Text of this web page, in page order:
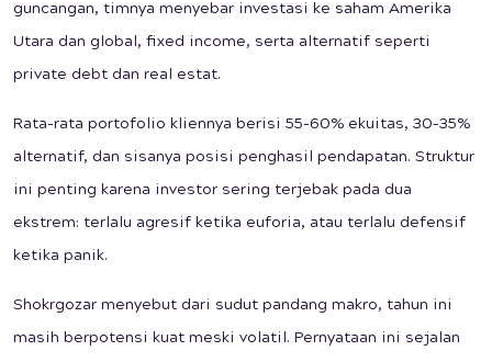
guncangan, timnya menyebar investasi ke saham Amerika
Utara dan global, fixed income, serta alternatif seperti
private debt dan real estat.
Rata-rata portofolio kliennya berisi 55–60% ekuitas, 30–35%
alternatif, dan sisanya posisi penghasil pendapatan. Struktur
ini penting karena investor sering terjebak pada dua
ekstrem: terlalu agresif ketika euforia, atau terlalu defensif
ketika panik.
Shokrgozar menyebut dari sudut pandang makro, tahun ini
masih berpotensi kuat meski volatil. Pernyataan ini sejalan